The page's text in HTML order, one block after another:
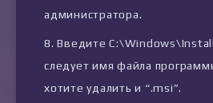
администратора.
Введите
следует имя файла
хотите удалить и “.msi”.